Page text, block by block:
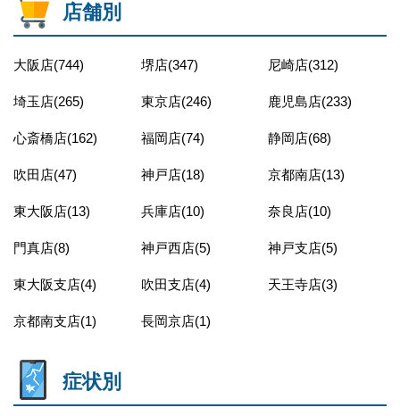
店舗別
大阪店(744) 堺店(347) 尼崎店(312)
埼玉店(265) 東京店(246) 鹿児島店(233)
心斎橋店(162) 福岡店(74) 静岡店(68)
吹田店(47) 神戸店(18) 京都南店(13)
東大阪店(13) 兵庫店(10) 奈良店(10)
門真店(8) 神戸西店(5) 神戸支店(5)
東大阪支店(4) 吹田支店(4) 天王寺店(3)
京都南支店(1) 長岡京店(1)
症状別